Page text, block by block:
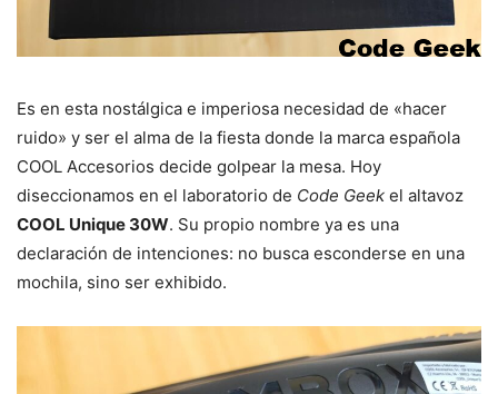
Es en esta nostálgica e imperiosa necesidad de «hacer
ruido» y ser el alma de la fiesta donde la marca española
COOL Accesorios decide golpear la mesa. Hoy
diseccionamos en el laboratorio de Code Geek el altavoz
COOL Unique 30W. Su propio nombre ya es una
declaración de intenciones: no busca esconderse en una
mochila, sino ser exhibido.